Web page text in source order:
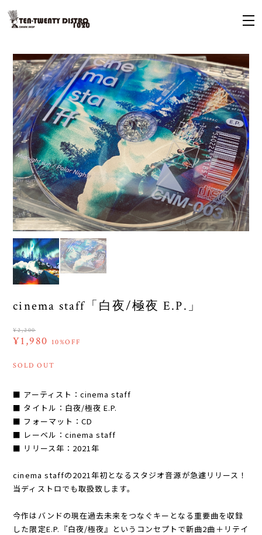
cinema staff「白夜/極夜 E.P.」
¥2,200
¥1,980 10%OFF
SOLD OUT
■ アーティスト：cinema staff
■ タイトル：白夜/極夜 E.P.
■ フォーマット：CD
■ レーベル：cinema staff
■ リリース年：2021年
cinema staffの2021年初となるスタジオ音源が急遽リリース！
当ディストロでも取扱致します。
今作はバンドの現在過去未来をつなぐキーとなる重要曲を収録
した限定E.P.『白夜/極夜』というコンセプトで新曲2曲＋リテイ